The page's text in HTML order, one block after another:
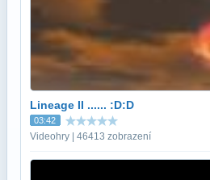
Lineage II ...... :D:D
03:42
Videohry | 46413 zobrazení